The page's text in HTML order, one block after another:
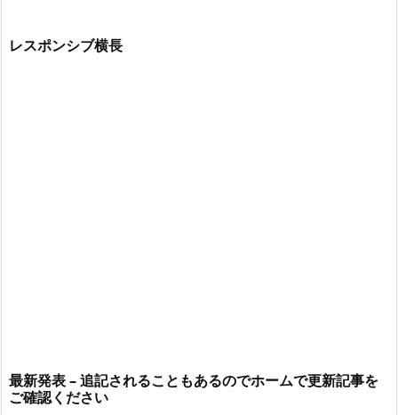
レスポンシブ横長
最新発表 – 追記されることもあるのでホームで更新記事を
ご確認ください